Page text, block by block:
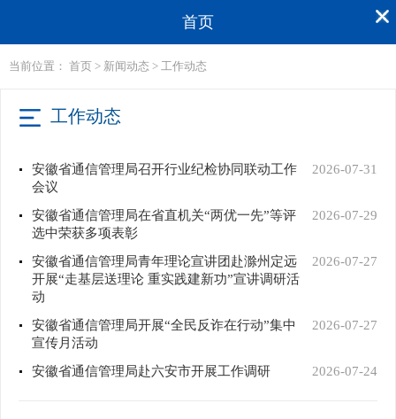
首页
机构
专题
当前位置： 首页 > 新闻动态 > 工作动态
工作动态
2026-07-31
安徽省通信管理局召开行业纪检协同联动工作
会议
2026-07-29
安徽省通信管理局在省直机关“两优一先”等评
选中荣获多项表彰
2026-07-27
安徽省通信管理局青年理论宣讲团赴滁州定远
开展“走基层送理论 重实践建新功”宣讲调研活
动
2026-07-27
安徽省通信管理局开展“全民反诈在行动”集中
宣传月活动
2026-07-24
安徽省通信管理局赴六安市开展工作调研